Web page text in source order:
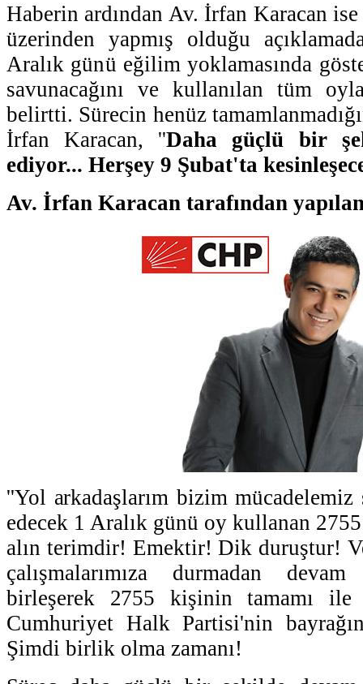
Haberin ardından Av. İrfan Karacan
üzerinden yapmış olduğu
Aralık günü eğilim yoklamasında
savunacağını ve kullanılan tüm
belirtti. Sürecin henüz
İrfan Karacan, ''Daha güçlü bir
ediyor... Herşey 9 Şubat'ta
Av. İrfan Karacan tarafından
''Yol arkadaşlarım bizim mücadelemiz
edecek 1 Aralık günü oy kullanan
alın terimdir! Emektir! Dik duruştur!
çalışmalarımıza durmadan
birleşerek 2755 kişinin tamamı ile
Cumhuriyet Halk Partisi'nin
Şimdi birlik olma zamanı!